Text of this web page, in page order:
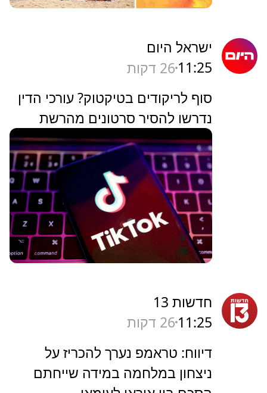
ישראל היום
11:25 26 דקות
סוף לריקודים בטיקטוק? עורכי הדין
נדרשו להסיר סרטונים מהרשת
חדשות 13
11:25 26 דקות
דיווח: טראמפ נערך להכריז על
ניצחון במלחמה במידה שייחתם